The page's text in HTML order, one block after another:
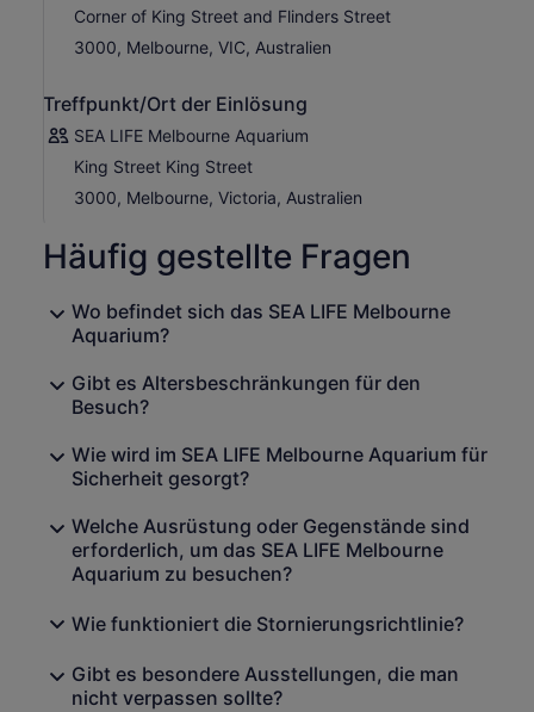
In der weiträumigen Anlage begeben Sie sich auf eine
Reise in die atemberaubenden Tiefen des Ozeans, wo
durch die Unterwasser-Wunderwelt gleiten.
Mit unglaublichen Tierausstellungen, spannenden
Aktivitäten und fachkundigen Präsentationen von
Tierpflegern wird SEA LIFE Melbourne isdie Liebe zu den
Corner of King Street and Flinders Street
3000, Melbourne, VIC, Australien
Treffpunkt/Ort der Einlösung
SEA LIFE Melbourne Aquarium
King Street King Street
3000, Melbourne, Victoria, Australien
Häufig gestellte Fragen
Wo befindet sich das SEA LIFE Melbourne
Aquarium?
Gibt es Altersbeschränkungen für den
Besuch?
Wie wird im SEA LIFE Melbourne Aquarium für
Sicherheit gesorgt?
Welche Ausrüstung oder Gegenstände sind
erforderlich, um das SEA LIFE Melbourne
Aquarium zu besuchen?
Wie funktioniert die Stornierungsrichtlinie?
Gibt es besondere Ausstellungen, die man
nicht verpassen sollte?